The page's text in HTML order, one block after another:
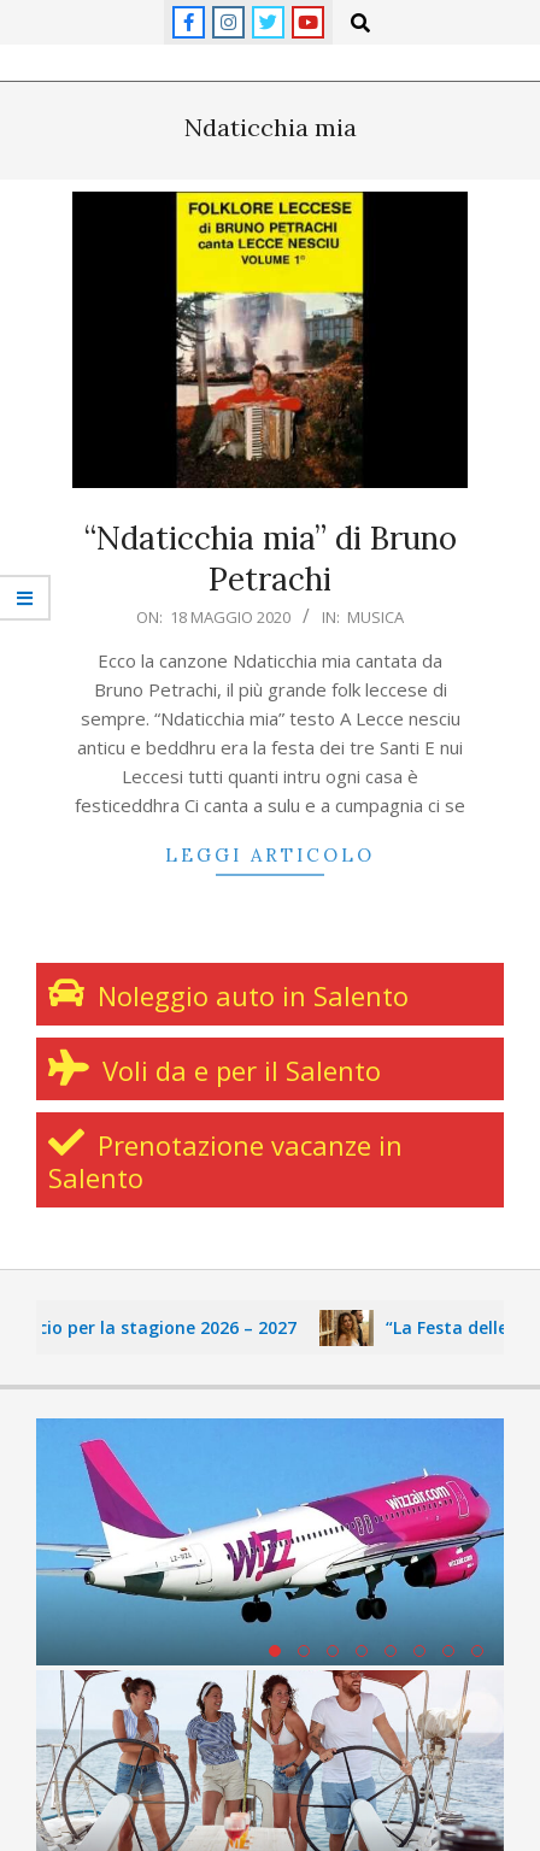
Search
Ndaticchia mia
“Ndaticchia mia” di Bruno
Petrachi
ON: 18 MAGGIO 2020 IN: MUSICA
Ecco la canzone Ndaticchia mia cantata da
Bruno Petrachi, il più grande folk leccese di
sempre. “Ndaticchia mia” testo A Lecce nesciu
anticu e beddhru era la festa dei tre Santi E nui
Leccesi tutti quanti intru ogni casa è
festiceddhra Ci canta a sulu e a cumpagnia ci se
LEGGI ARTICOLO
Noleggio auto in Salento
Voli da e per il Salento
Prenotazione vacanze in
Salento
per la stagione 2026 – 2027 “La Festa delle